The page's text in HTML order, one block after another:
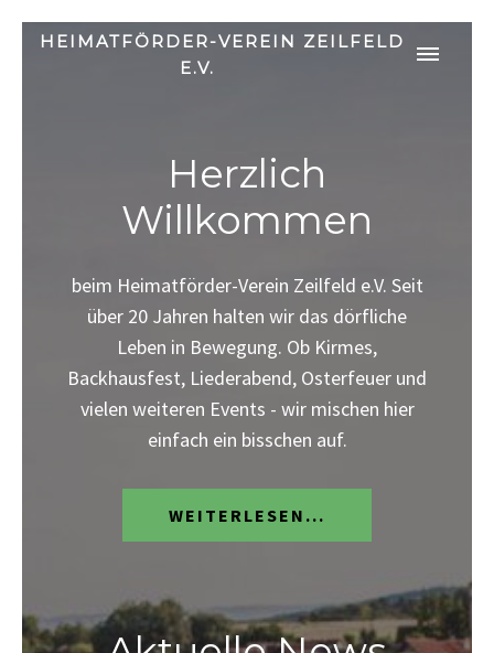
HEIMATFÖRDER-VEREIN ZEILFELD
E.V.
Herzlich
Willkommen
beim Heimatförder-Verein Zeilfeld e.V. Seit
über 20 Jahren halten wir das dörfliche
Leben in Bewegung. Ob Kirmes,
Backhausfest, Liederabend, Osterfeuer und
vielen weiteren Events - wir mischen hier
einfach ein bisschen auf.
WEITERLESEN...